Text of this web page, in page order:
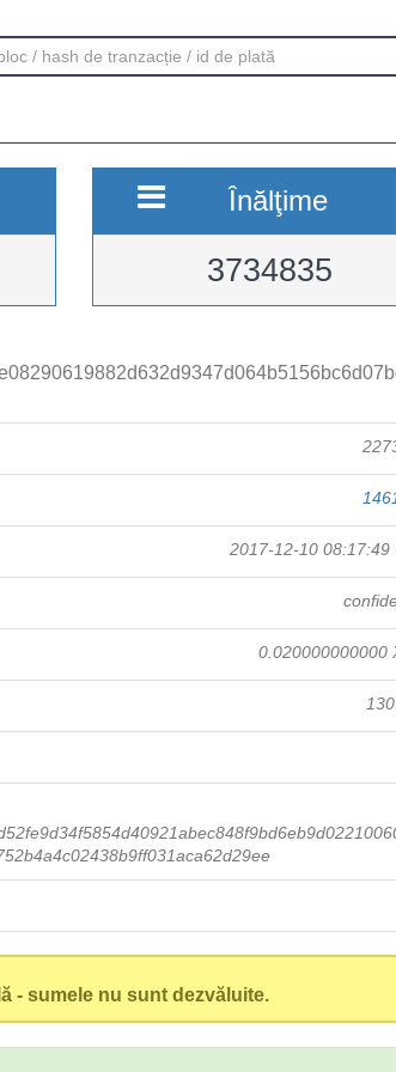
Înălţime
3734835
2017-12-10 08:17:49
0.020000000000
- sumele nu sunt dezvăluite.